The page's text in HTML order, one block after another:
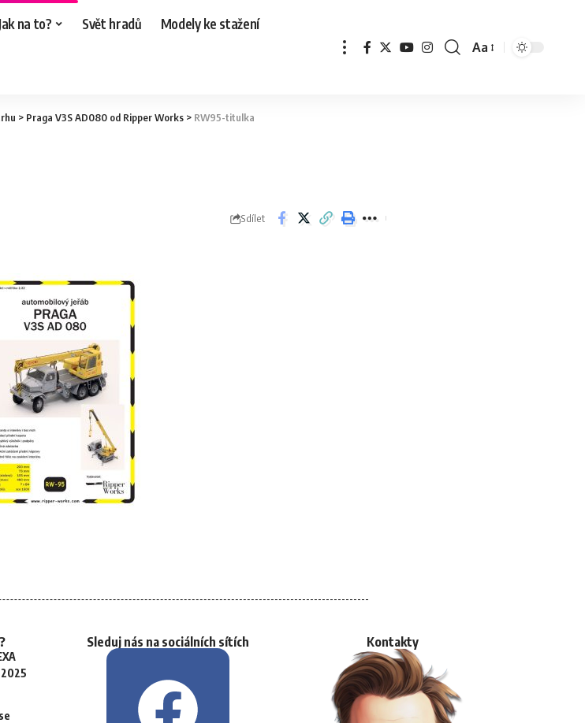
Jak na to? Svět hradů Modely ke stažení
Aa
> Praga V3S AD080 od Ripper Works > RW95-titulka
Sdílet
Sleduj nás na sociálních sítích Kontakty